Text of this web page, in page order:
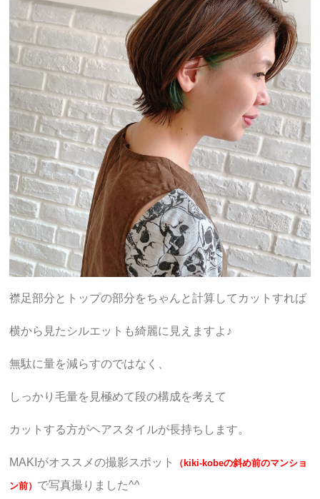
襟足部分とトップの部分をちゃんと計算してカットすれば
横から見たシルエットも綺麗に見えますよ♪
無駄に量を減らすのではなく、
しっかり毛量を見極めて段の構成を考えて
カットする方がヘアスタイルが長持ちします。
MAKIがオススメの撮影スポット （kiki-kobeの斜め前のマンショ
ン前） で写真撮りました^^